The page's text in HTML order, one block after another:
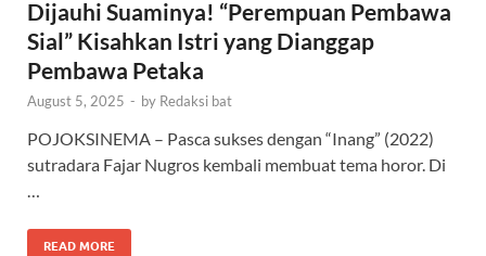
Dijauhi Suaminya! “Perempuan Pembawa
Sial” Kisahkan Istri yang Dianggap
Pembawa Petaka
August 5, 2025 - by Redaksi bat
POJOKSINEMA – Pasca sukses dengan “Inang” (2022)
sutradara Fajar Nugros kembali membuat tema horor. Di
…
READ MORE